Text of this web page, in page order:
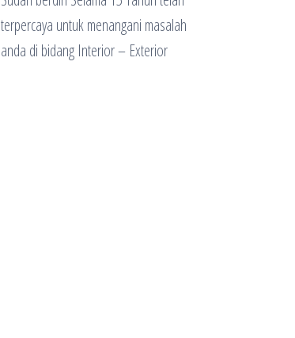
terpercaya untuk menangani masalah
anda di bidang Interior – Exterior